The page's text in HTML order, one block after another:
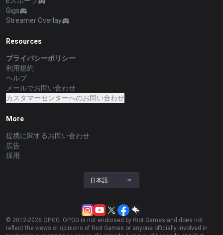
Gigs
Streamer Overlay
Resources
プライバシーポリシー
利用規約
ヘルプ
メールでお問い合わせ
カスタマーセンターへのお問い合わせ
More
提携に関するお問い合わせ
広告
採用
日本語
© 2012-2026 OP.GG. OP.GG is not endorsed by Riot Games and does not
reflect the views or opinions of Riot Games or anyone officially involved in